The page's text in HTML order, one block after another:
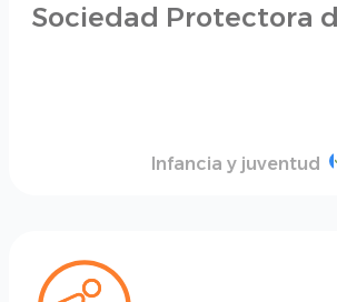
Sociedad Protectora
Infancia y juventud